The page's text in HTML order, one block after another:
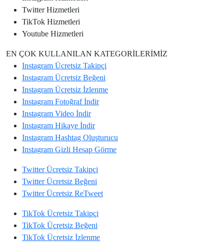
Twitter Hizmetleri
TikTok Hizmetleri
Youtube Hizmetleri
EN ÇOK KULLANILAN KATEGORİLERİMİZ
Instagram Ücretsiz Takipçi
Instagram Ücretsiz Beğeni
Instagram Ücretsiz İzlenme
Instagram Fotoğraf İndir
Instagram Video İndir
Instagram Hikaye İndir
Instagram Hashtag Oluşturucu
Instagram Gizli Hesap Görme
Twitter Ücretsiz Takipçi
Twitter Ücretsiz Beğeni
Twitter Ücretsiz ReTweet
TikTok Ücretsiz Takipçi
TikTok Ücretsiz Beğeni
TikTok Ücretsiz İzlenme